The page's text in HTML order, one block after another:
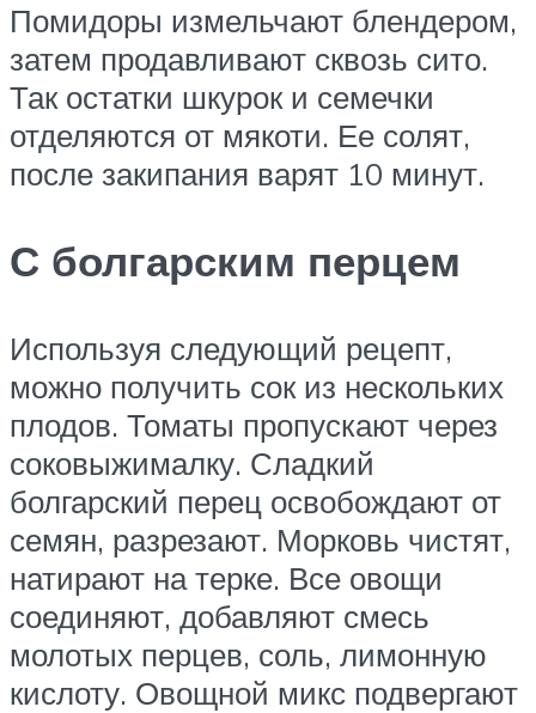
Помидоры измельчают блендером,
затем продавливают сквозь сито.
Так остатки шкурок и семечки
отделяются от мякоти. Ее солят,
после закипания варят 10 минут.
С болгарским перцем
Используя следующий рецепт,
можно получить сок из нескольких
плодов. Томаты пропускают через
соковыжималку. Сладкий
болгарский перец освобождают от
семян, разрезают. Морковь чистят,
натирают на терке. Все овощи
соединяют, добавляют смесь
молотых перцев, соль, лимонную
кислоту. Овощной микс подвергают